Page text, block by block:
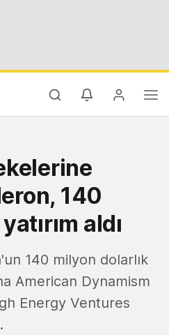
140
aldı
140 milyon dolarlık
American Dynamism
Energy Ventures